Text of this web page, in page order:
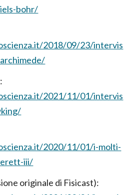
bohr/
2018/09/23/intervis
:
2021/11/01/intervis
2020/11/01/i-molti-
iii/
originale di Fisicast):